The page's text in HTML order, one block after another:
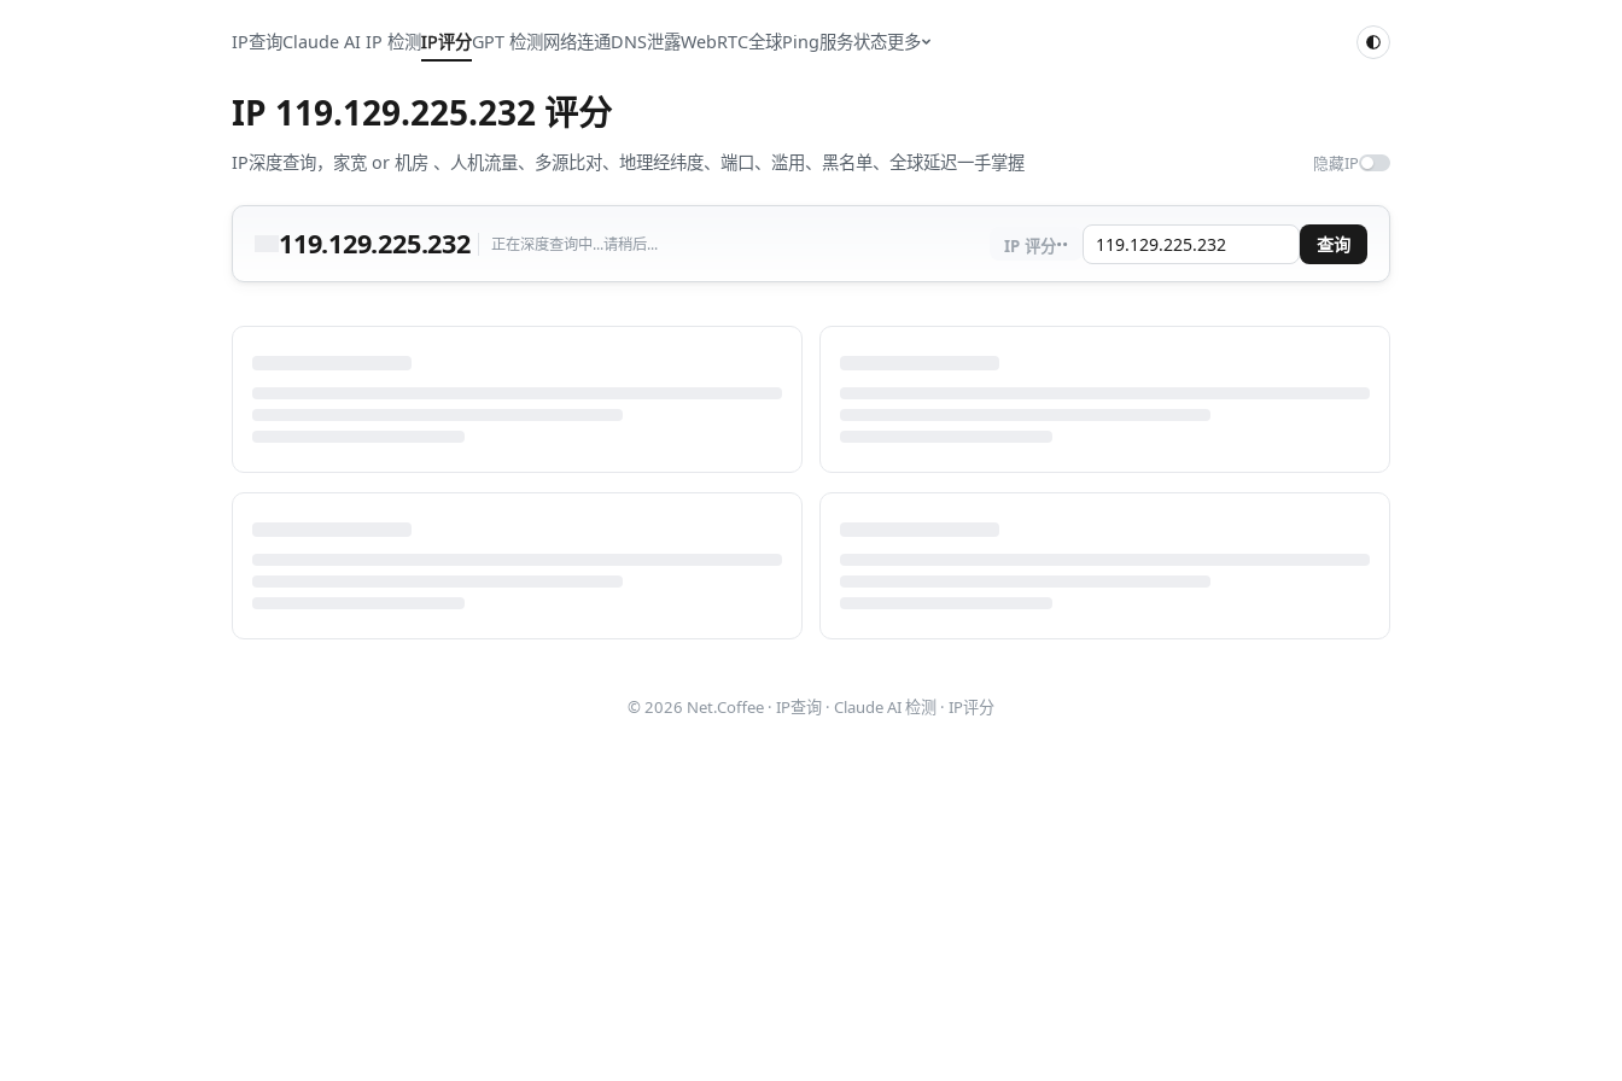
IP查询Claude AI IP 检测IP评分GPT 检测网络连通DNS泄露WebRTC全球Ping服务状态更多
IP 119.129.225.232 评分
IP深度查询，家宽 or 机房 、人机流量、多源比对、地理经纬度、端口、滥用、黑名单、全球延迟一手掌握 隐藏IP
119.129.225.232 正在深度查询中...请稍后... IP 评分·· 查询
© 2026 Net.Coffee · IP查询 · Claude AI 检测 · IP评分